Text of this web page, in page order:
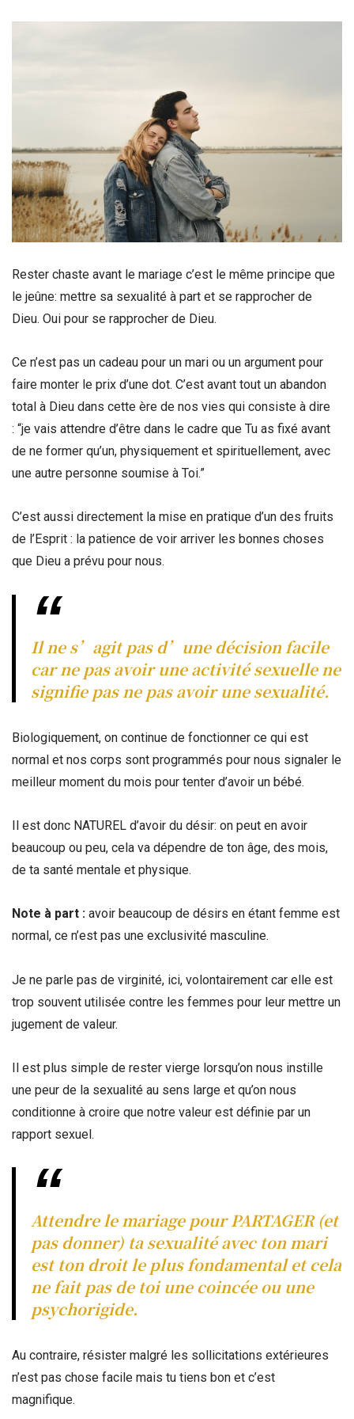
Rester chaste avant le mariage c’est le même principe que
le jeûne: mettre sa sexualité à part et se rapprocher de
Dieu. Oui pour se rapprocher de Dieu.
Ce n’est pas un cadeau pour un mari ou un argument pour
faire monter le prix d’une dot. C’est avant tout un abandon
total à Dieu dans cette ère de nos vies qui consiste à dire
: “je vais attendre d’être dans le cadre que Tu as fixé avant
de ne former qu’un, physiquement et spirituellement, avec
une autre personne soumise à Toi.”
C’est aussi directement la mise en pratique d’un des fruits
de l’Esprit : la patience de voir arriver les bonnes choses
que Dieu a prévu pour nous.
Il ne s’agit pas d’une décision facile
car ne pas avoir une activité sexuelle ne
signifie pas ne pas avoir une sexualité.
Biologiquement, on continue de fonctionner ce qui est
normal et nos corps sont programmés pour nous signaler le
meilleur moment du mois pour tenter d’avoir un bébé.
Il est donc NATUREL d’avoir du désir: on peut en avoir
beaucoup ou peu, cela va dépendre de ton âge, des mois,
de ta santé mentale et physique.
Note à part : avoir beaucoup de désirs en étant femme est
normal, ce n’est pas une exclusivité masculine.
Je ne parle pas de virginité, ici, volontairement car elle est
trop souvent utilisée contre les femmes pour leur mettre un
jugement de valeur.
Il est plus simple de rester vierge lorsqu’on nous instille
une peur de la sexualité au sens large et qu’on nous
conditionne à croire que notre valeur est définie par un
rapport sexuel.
Attendre le mariage pour PARTAGER (et
pas donner) ta sexualité avec ton mari
est ton droit le plus fondamental et cela
ne fait pas de toi une coincée ou une
psychorigide.
Au contraire, résister malgré les sollicitations extérieures
n’est pas chose facile mais tu tiens bon et c’est
magnifique.